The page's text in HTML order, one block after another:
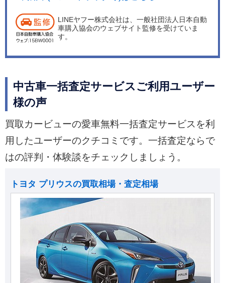
LINEヤフー株式会社は、一般社団法人日本自動
車購入協会のウェブサイト監修を受けていま
す。
中古車一括査定サービスご利用ユーザー
様の声
買取カービューの愛車無料一括査定サービスを利
用したユーザーのクチコミです。一括査定ならで
はの評判・体験談をチェックしましょう。
トヨタ プリウスの買取相場・査定相場